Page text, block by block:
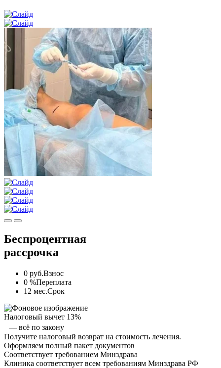
Беспроцентная
рассрочка
0 руб.Взнос
0 %Переплата
12 мес.Срок
Налоговый вычет 13%
— всё по закону
Получите налоговый возврат на стоимость лечения.
Оформляем полный пакет документов
Соответствует требованием Минздрава
Клиника соответствует всем требованиям Минздрава РФ